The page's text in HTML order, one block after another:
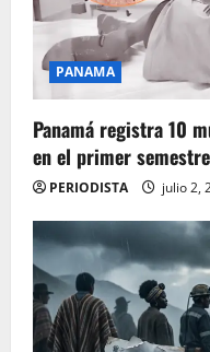
PANAMA
Panamá registra 10
en el primer
PERIODISTA julio 2,